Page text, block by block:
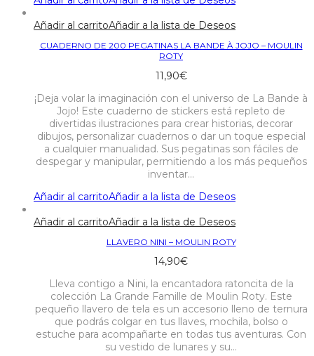
Añadir al carritoAñadir a la lista de Deseos
CUADERNO DE 200 PEGATINAS LA BANDE À JOJO – MOULIN
ROTY
11,90€
¡Deja volar la imaginación con el universo de La Bande à
Jojo! Este cuaderno de stickers está repleto de
divertidas ilustraciones para crear historias, decorar
dibujos, personalizar cuadernos o dar un toque especial
a cualquier manualidad. Sus pegatinas son fáciles de
despegar y manipular, permitiendo a los más pequeños
inventar…
Añadir al carritoAñadir a la lista de Deseos
Añadir al carritoAñadir a la lista de Deseos
LLAVERO NINI – MOULIN ROTY
14,90€
Lleva contigo a Nini, la encantadora ratoncita de la
colección La Grande Famille de Moulin Roty. Este
pequeño llavero de tela es un accesorio lleno de ternura
que podrás colgar en tus llaves, mochila, bolso o
estuche para acompañarte en todas tus aventuras. Con
su vestido de lunares y su…